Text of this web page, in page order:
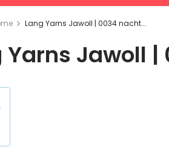
Lang Yarns Jawoll | 0034 nacht...
Yarns Jawoll